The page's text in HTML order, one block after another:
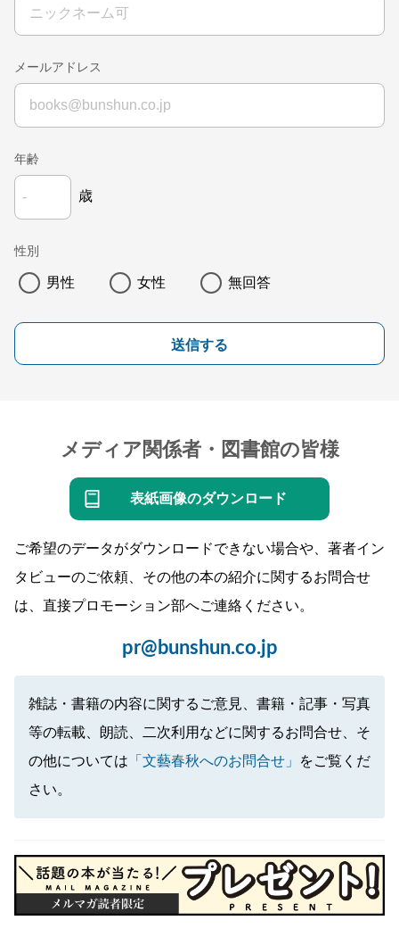
メールアドレス
年齢
歳
性別
男性 女性 無回答
送信する
メディア関係者・図書館の皆様
表紙画像のダウンロード
ご希望のデータがダウンロードできない場合や、著者イン
タビューのご依頼、その他の本の紹介に関するお問合せ
は、直接プロモーション部へご連絡ください。
pr@bunshun.co.jp
雑誌・書籍の内容に関するご意見、書籍・記事・写真
等の転載、朗読、二次利用などに関するお問合せ、そ
の他については 「文藝春秋へのお問合せ」
をご覧くだ
さい。